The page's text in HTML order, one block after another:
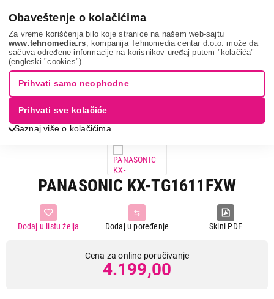
Obaveštenje o kolačićima
Za vreme korišćenja bilo koje stranice na našem web-sajtu
www.tehnomedia.rs , kompanija Tehnomedia centar d.o.o. može da
sačuva određene informacije na korisnikov uređaj putem "kolačića"
(engleski "cookies").
Saznaj više o kolačićima
Prihvati samo neophodne
Prihvati sve kolačiće
Mobilni telefoni i tableti Fiksni telefoni
Bežični telefoni
Panasonic kx-tg...
PANASONIC KX-TG1611FXW
Skini PDF
Dodaj u poređenje
Dodaj u listu želja
Cena za online poručivanje
4.199,00